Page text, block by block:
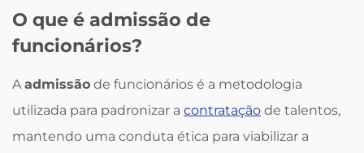
O que é admissão de
funcionários?
A admissão de funcionários é a metodologia
utilizada para padronizar a contratação de talentos,
mantendo uma conduta ética para viabilizar a